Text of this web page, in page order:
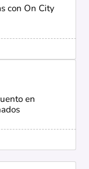
con On City
en